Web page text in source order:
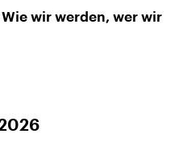
wir werden, wer wir